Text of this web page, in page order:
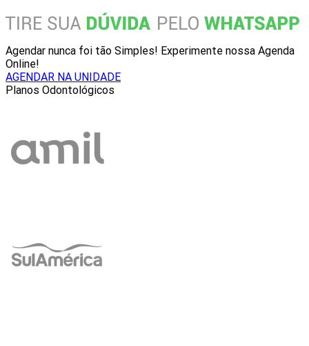
Agendar nunca foi tão Simples! Experimente nossa Agenda
Online!
AGENDAR NA UNIDADE
Planos Odontológicos